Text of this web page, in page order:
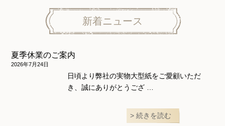
ニット地専用
和風衣類
ワンピース＆スーツ
ウェディング・コスチューム
ワンピース
スカート・パンツ
新着ニュース
夏季休業のご案内
2026年7月24日
日頃より弊社の実物大型紙をご愛顧いただ
き、誠にありがとうござ …
続きを読む